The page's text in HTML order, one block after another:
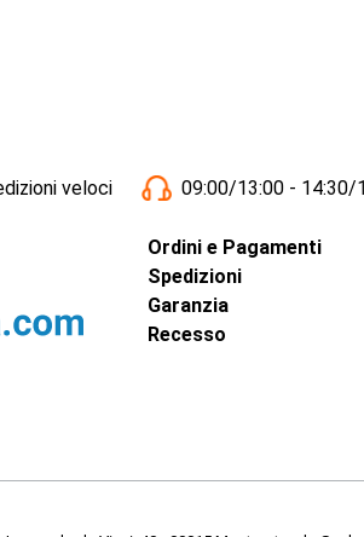
veloci 09:00/13:00 - 14:30/
Ordini e Pagamenti
Spedizioni
Garanzia
Recesso